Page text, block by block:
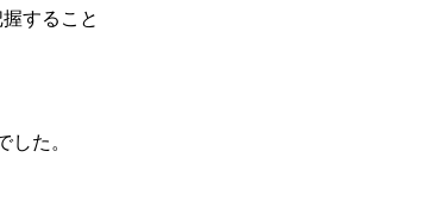
すること
した。